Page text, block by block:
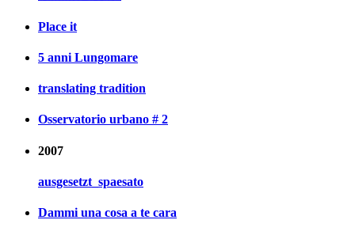
Place it
5 anni Lungomare
translating tradition
Osservatorio urbano # 2
2007
ausgesetzt_spaesato
Dammi una cosa a te cara